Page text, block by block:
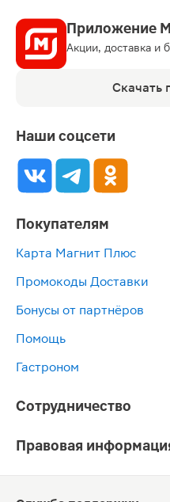
Приложение
Акции, доставка и
Скачать
Наши соцсети
Покупателям
Карта Магнит Плюс
Промокоды Доставки
Бонусы от партнёров
Помощь
Гастроном
Сотрудничество
Правовая